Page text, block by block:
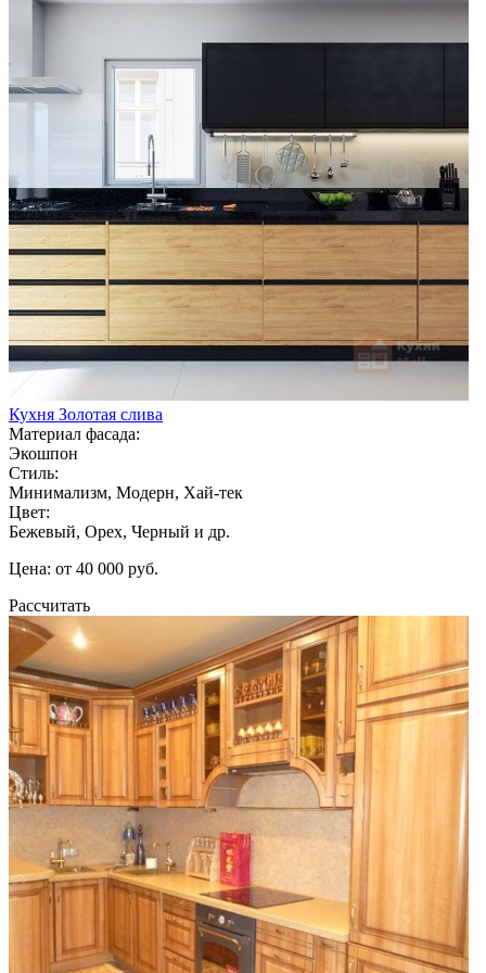
Кухня Золотая слива
Материал фасада:
Экошпон
Стиль:
Минимализм, Модерн, Хай-тек
Цвет:
Бежевый, Орех, Черный и др.
Цена: от 40 000 руб.
Рассчитать